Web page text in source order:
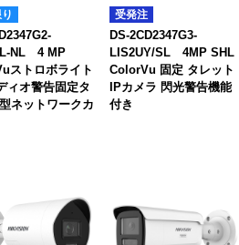
NL 4 MP
ストロボライト
ィオ警告固定タ
ネットワークカ
受発注
DS-2CD2347G3-
LIS2UY/SL 4MP SHL
ColorVu 固定 タレット
IPカメラ 閃光警告機能
付き